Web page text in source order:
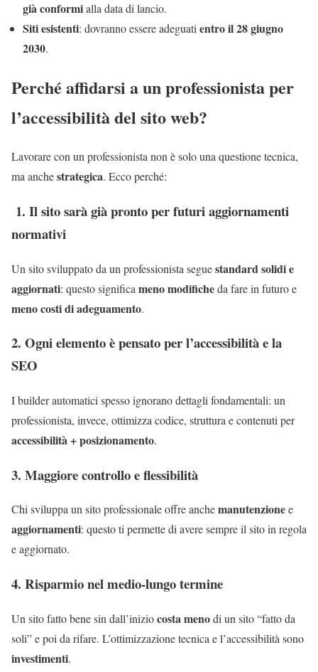
già conformialla data di lancio.
Siti esistenti: dovranno essere adeguatientro il 28 giugno
2030.
Perché affidarsi a un professionista per
l’accessibilità del sito web?
Lavorare con un professionista non è solo una questione tecnica,
ma anchestrategica. Ecco perché:
1. Il sito sarà già pronto per futuri aggiornamenti
normativi
Un sito sviluppato da un professionista seguestandard solidi e
aggiornati: questo significa meno modificheda fare in futuro e
meno costi di adeguamento.
2. Ogni elemento è pensato per l’accessibilità e la
SEO
I builder automatici spesso ignorano dettagli fondamentali: un
professionista, invece, ottimizza codice, struttura e contenuti per
accessibilità + posizionamento.
3. Maggiore controllo e flessibilità
Chi sviluppa un sito professionale offre anchemanutenzionee
aggiornamenti: questo ti permette di avere sempre il sito in regola
e aggiornato.
4. Risparmio nel medio-lungo termine
Un sito fatto bene sin dall’iniziocosta menodi un sito “fatto da
soli” e poi da rifare. L’ottimizzazione tecnica e l’accessibilità sono
investimenti.